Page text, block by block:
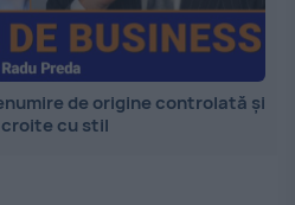
de origine controlată și
cu stil